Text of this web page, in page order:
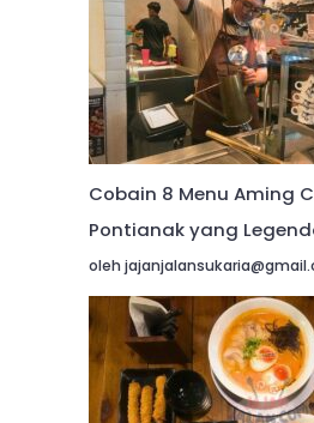
Cobain 8 Menu Aming
Pontianak yang
oleh